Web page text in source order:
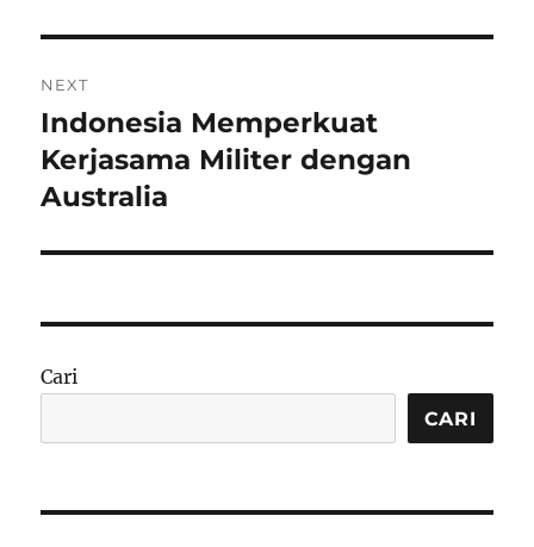
NEXT
Next
post:
Indonesia Memperkuat
Kerjasama Militer dengan
Australia
Cari
CARI